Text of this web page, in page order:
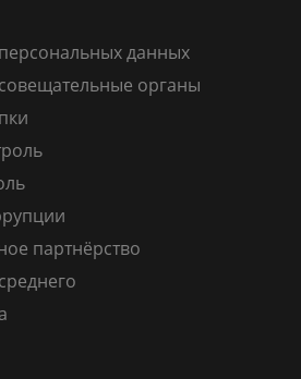
данных
органы
партнёрство